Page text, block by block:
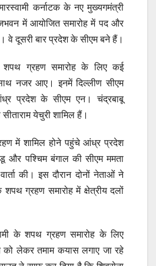
कर्नाटक के नए मुख्यगमंत्री
में आयोजित समारोह में पद और
वे दूसरी बार प्रदेश के सीएम बने हैं।
शपथ ग्रहण समारोह के लिए कई
नजर आए। इनमें दिल्लीण सीएम
प्रदेश के सीएम एन। चंद्रबाबू
येचुरी शामिल हैं।
में शामिल होने पहुंचे आंध्र प्रदेश
और पश्चिम बंगाल की सीएम ममता
की। इस दौरान दोनों नेताओं ने
शपथ ग्रहण समारोह में क्षेत्रीय दलों
के शपथ ग्रहण समारोह के लिए
को लेकर तमाम कयास लगाए जा रहे